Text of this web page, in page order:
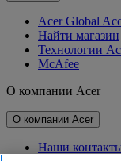
Acer Global
Найти магазин
Технологии
McAfee
О компании Acer
О компании Acer
Наши